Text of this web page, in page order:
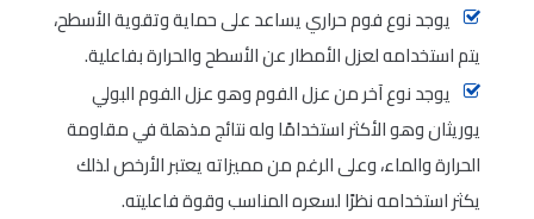
يوجد نوع فوم حراري يساعد على حماية وتقوية الأسطح،
يتم استخدامه لعزل الأمطار عن الأسطح والحرارة بفاعلية.
يوجد نوع آخر من عزل الفوم وهو عزل الفوم البولي
يوريثان وهو الأكثر استخدامًا وله نتائج مذهلة في مقاومة
الحرارة والماء، وعلى الرغم من مميزاته يعتبر الأرخص لذلك
يكثر استخدامه نظرًا لسعره المناسب وقوة فاعليته.